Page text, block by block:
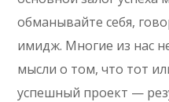
обманывайте себя,
имидж. Многие из нас
мысли о том, что тот
успешный проект —